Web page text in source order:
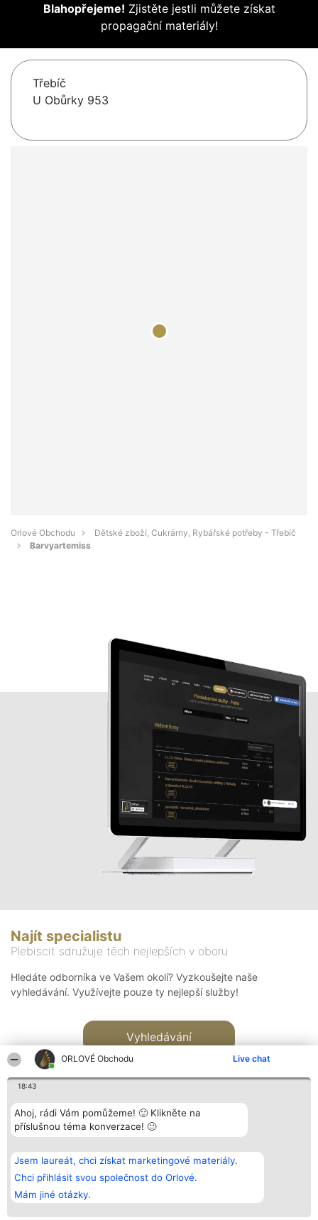
ORLOVÉ Obchodu Live chat
18:43
Ahoj, rádi Vám pomůžeme! 🙂 Klikněte na
příslušnou téma konverzace! 🙂
Jsem laureát, chci získat marketingové materiály.
Chci přihlásit svou společnost do Orlové.
Mám jiné otázky.
Blahopřejeme! Zjistěte jestli můžete získat
propagační materiály!
Třebíč
U Obůrky 953
Orlové Obchodu
Dětské zboží, Cukrárny, Rybářské potřeby - Třebíč
Barvyartemiss
Najít specialistu
Plebiscit sdružuje těch nejlepších v oboru
Hledáte odborníka ve Vašem okolí? Vyzkoušejte naše
vyhledávání. Využívejte pouze ty nejlepší služby!
Vyhledávání
Bright Side Solutions sp. z o.
o. sp. k.
ul. Ruska 22
Wrocław 50-079
KRS 0000749100 | Regon
381313360 | NIP 8943132676
Vítězové
Seznam všech
laureátů
Zásady
Zásady
Kontakt